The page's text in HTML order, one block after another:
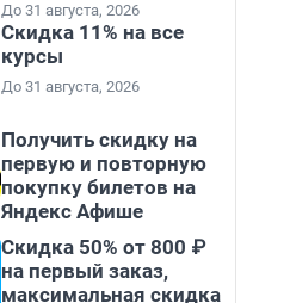
До 31 августа, 2026
Скидка 11% на все
курсы
До 31 августа, 2026
Получить скидку на
первую и повторную
покупку билетов на
Яндекс Афише
Скидка 50% от 800 ₽
на первый заказ,
максимальная скидка